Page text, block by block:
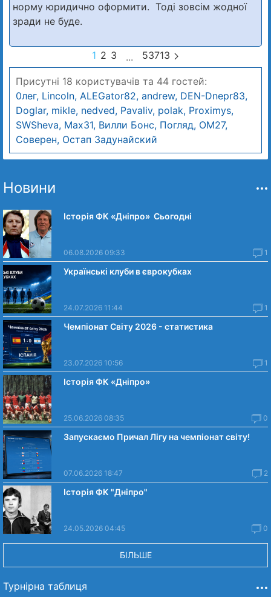
норму юридично оформити. Тоді зовсім жодної
зради не буде.
1 2 3 ... 53713
Присутні 18 користувачів та 44 гостей:
0лег, Lincoln, ALEGator82, andrew, DEN-Dnepr83,
Doglar, mikle, nedved, Pavaliv, polak, Proximys,
SWSheva, Max31, Вилли Бонс, Погляд, ОМ27,
Соверен, Остап Задунайский
Новини
Історія ФК «Дніпро» Сьогодні
06.08.2026 09:33 1
Українські клуби в єврокубках
24.07.2026 11:44 1
Чемпіонат Світу 2026 - статистика
23.07.2026 10:56 1
Історія ФК «Дніпро»
25.06.2026 08:35 0
Запускаємо Причал Лігу на чемпіонат світу!
07.06.2026 18:47 2
Історія ФК "Дніпро"
24.05.2026 04:45 0
БІЛЬШЕ
Турнірна таблиця